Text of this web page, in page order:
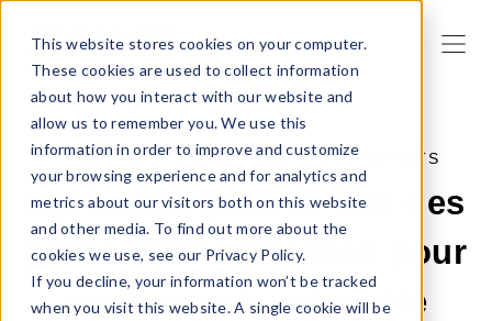
This website stores cookies on your computer.
These cookies are used to collect information
about how you interact with our website and
allow us to remember you. We use this
information in order to improve and customize
your browsing experience and for analytics and
metrics about our visitors both on this website
and other media. To find out more about the
cookies we use, see our Privacy Policy.
If you decline, your information won’t be tracked
when you visit this website. A single cookie will be
27 MAI 2025 02:00:00 | VENTE DE PRODUITS
Marketing pour la fête des
pères 2025 : 10 idées pour
promouvoir votre site